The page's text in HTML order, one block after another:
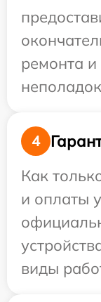
ремонта
4
Как
и оплаты
виды